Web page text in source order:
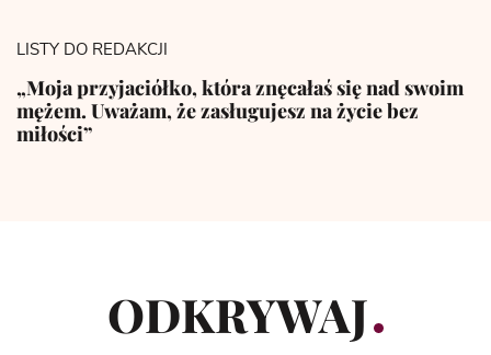
LISTY DO REDAKCJI
„Moja przyjaciółko, która znęcałaś się nad swoim
mężem. Uważam, że zasługujesz na życie bez
miłości”
ODKRYWAJ